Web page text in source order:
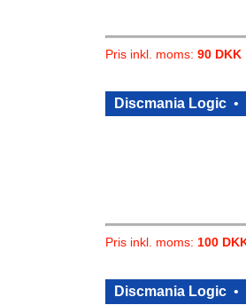
Pris inkl. moms: 90 DKK
Discmania Logic •
Pris inkl. moms: 100
Discmania Logic •